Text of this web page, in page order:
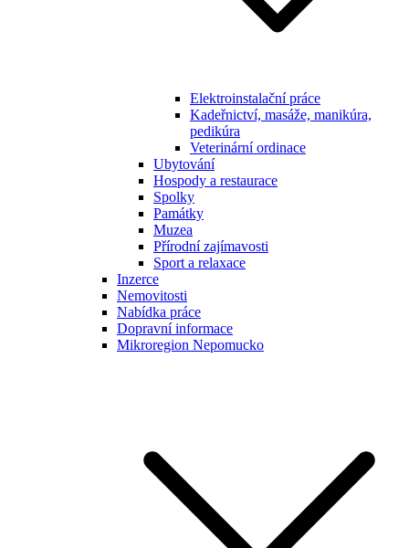
Elektroinstalační práce
Kadeřnictví, masáže, manikúra,
pedikúra
Veterinární ordinace
Ubytování
Hospody a restaurace
Spolky
Památky
Muzea
Přírodní zajímavosti
Sport a relaxace
Inzerce
Nemovitosti
Nabídka práce
Dopravní informace
Mikroregion Nepomucko